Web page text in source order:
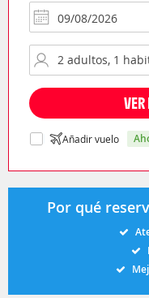
Añadir vuelo
Por qué